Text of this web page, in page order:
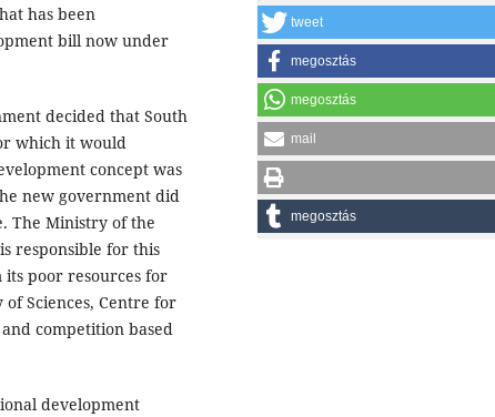
has been
bill now under
decided that South
which it would
concept was
new government did
The Ministry of the
responsible for this
poor resources for
Sciences, Centre for
competition based
development
tweet
megosztás
megosztás
mail
megosztás